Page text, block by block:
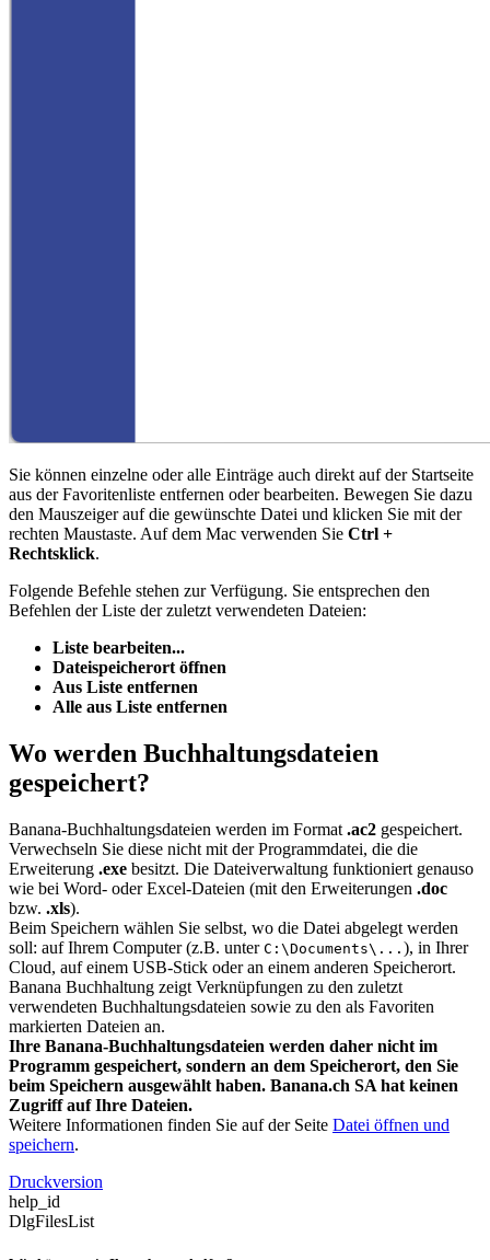
Sie können einzelne oder alle Einträge auch direkt auf der Startseite
aus der Favoritenliste entfernen oder bearbeiten. Bewegen Sie dazu
den Mauszeiger auf die gewünschte Datei und klicken Sie mit der
rechten Maustaste. Auf dem Mac verwenden Sie Ctrl +
Rechtsklick.
Folgende Befehle stehen zur Verfügung. Sie entsprechen den
Befehlen der Liste der zuletzt verwendeten Dateien:
Liste bearbeiten...
Dateispeicherort öffnen
Aus Liste entfernen
Alle aus Liste entfernen
Wo werden Buchhaltungsdateien
gespeichert?
Banana-Buchhaltungsdateien werden im Format .ac2 gespeichert.
Verwechseln Sie diese nicht mit der Programmdatei, die die
Erweiterung .exe besitzt. Die Dateiverwaltung funktioniert genauso
wie bei Word- oder Excel-Dateien (mit den Erweiterungen .doc
bzw. .xls).
Beim Speichern wählen Sie selbst, wo die Datei abgelegt werden
soll: auf Ihrem Computer (z.B. unter C:\Documents\... ), in Ihrer
Cloud, auf einem USB-Stick oder an einem anderen Speicherort.
Banana Buchhaltung zeigt Verknüpfungen zu den zuletzt
verwendeten Buchhaltungsdateien sowie zu den als Favoriten
markierten Dateien an.
Ihre Banana-Buchhaltungsdateien werden daher nicht im
Programm gespeichert, sondern an dem Speicherort, den Sie
beim Speichern ausgewählt haben. Banana.ch SA hat keinen
Zugriff auf Ihre Dateien.
Weitere Informationen finden Sie auf der Seite Datei öffnen und
speichern.
Druckversion
help_id
DlgFilesList